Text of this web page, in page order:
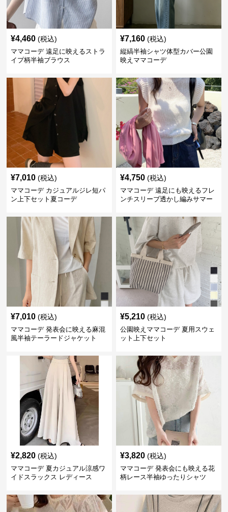
¥4,460 (税込)
ママコーデ 遠足に映えるストラ
イプ柄半袖ブラウス
¥7,160 (税込)
縦縞半袖シャツ体型カバー公園
映えママコーデ
¥7,010 (税込)
ママコーデ カジュアルジレ短パ
ン上下セット夏コーデ
¥4,750 (税込)
ママコーデ 遠足にも映えるフレ
ンチスリーブ透かし編みサマー
¥7,010 (税込)
ママコーデ 発表会に映える麻混
風半袖テーラードジャケット
¥5,210 (税込)
公園映えママコーデ 夏用スウェ
ット上下セット
¥2,820 (税込)
ママコーデ 夏カジュアル涼感ワ
イドスラックス レディース
¥3,820 (税込)
ママコーデ 発表会にも映える花
柄レース半袖ゆったりシャツ